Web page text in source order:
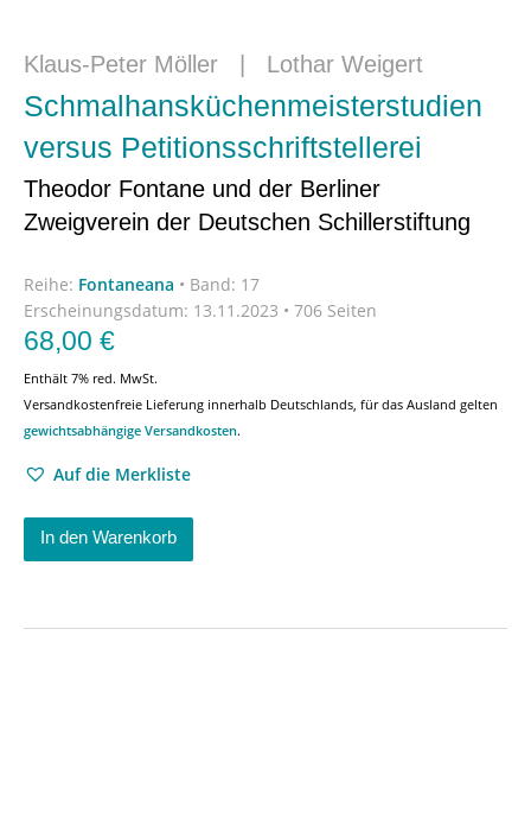
Klaus-Peter Möller Lothar Weigert
Schmalhansküchenmeisterstudien
versus Petitionsschriftstellerei
Theodor Fontane und der Berliner
Zweigverein der Deutschen Schillerstiftung
Reihe: Fontaneana • Band: 17
Erscheinungsdatum: 13.11.2023 • 706 Seiten
68,00 €
Enthält 7% red. MwSt.
Versandkostenfreie Lieferung innerhalb Deutschlands, für das Ausland gelten
gewichtsabhängige Versandkosten.
Auf die Merkliste
In den Warenkorb